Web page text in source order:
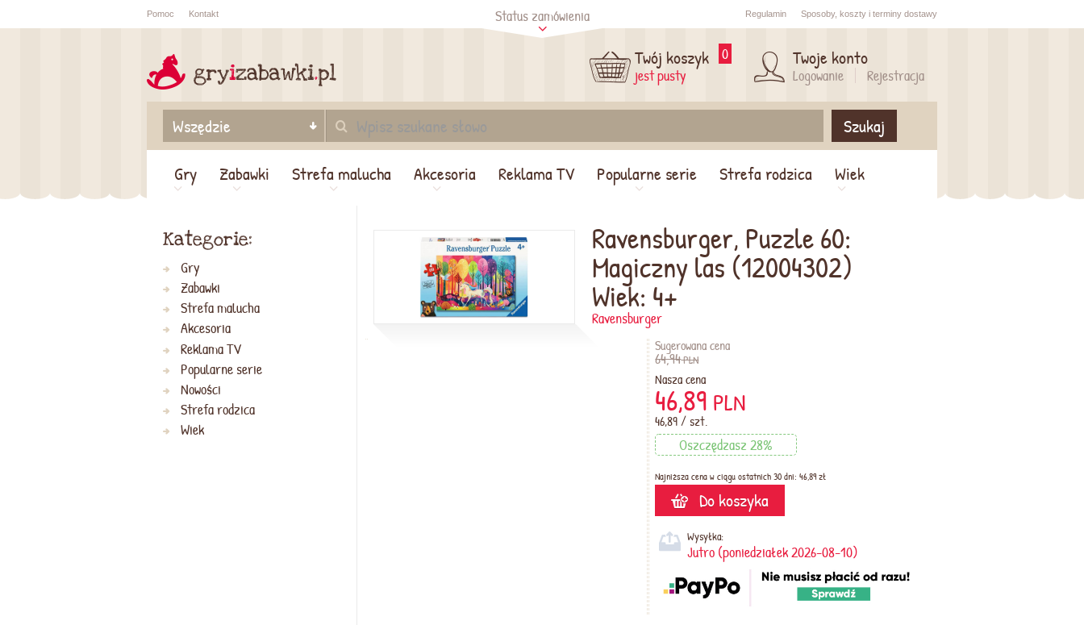
Sprawdź status Sprawdź
Pomoc Kontakt Status zamówienia Regulamin Sposoby, koszty i terminy dostawy
Twój koszyk
jest pusty
0 Twoje konto
Logowanie Rejestracja
Szukaj
Gry
Zabawki Strefa malucha Akcesoria Reklama TV Popularne serie Strefa rodzica Wiek
Ravensburger, Puzzle 60:
Magiczny las (12004302)
Wiek: 4+
Ravensburger
Sugerowana cena
64,94PLN
Nasza cena
46,89 PLN
46,89 / szt.
Oszczędzasz 28%
Najniższa cena w ciągu ostatnich 30 dni: 46,89 zł
Do koszyka
Wysyłka:
Jutro (poniedziałek 2026-08-10)
Kategorie:
Gry
Zabawki
Strefa malucha
Akcesoria
Reklama TV
Popularne serie
Nowości
Strefa rodzica
Wiek